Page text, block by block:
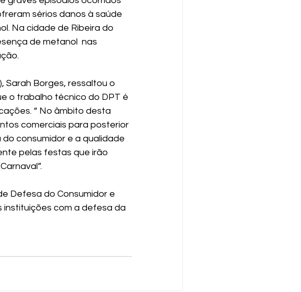
sérios danos à saúde
Na cidade de Ribeira do
de metanol  nas
Sarah Borges, ressaltou o
o trabalho técnico do DPT é
“ No âmbito desta
comerciais para posterior
consumidor e a qualidade
pelas festas que irão
Defesa do Consumidor e
instituições com a defesa da